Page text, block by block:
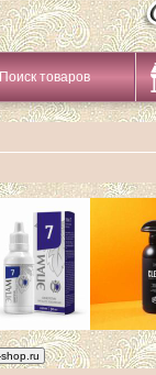
Поиск товаров